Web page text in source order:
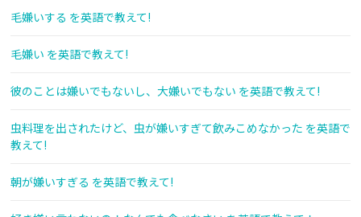
毛嫌いする を英語で教えて!
毛嫌い を英語で教えて!
彼のことは嫌いでもないし、大嫌いでもない を英語で教えて!
虫料理を出されたけど、虫が嫌いすぎて飲みこめなかった を英語で
教えて!
朝が嫌いすぎる を英語で教えて!